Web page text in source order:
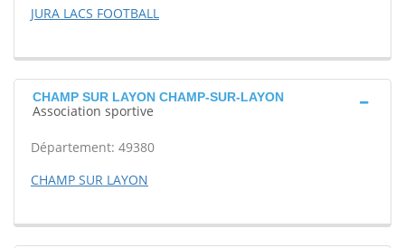
JURA LACS FOOTBALL
CHAMP SUR LAYON CHAMP-SUR-LAYON
Association sportive
Département: 49380
CHAMP SUR LAYON